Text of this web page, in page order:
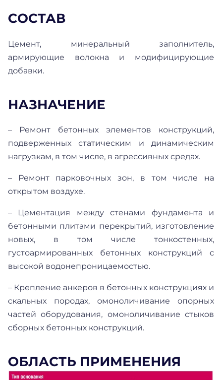
СОСТАВ
Цемент, минеральный заполнитель,
армирующие волокна и модифицирующие
добавки.
НАЗНАЧЕНИЕ
– Ремонт бетонных элементов конструкций,
подверженных статическим и динамическим
нагрузкам, в том числе, в агрессивных средах.
– Ремонт парковочных зон, в том числе на
открытом воздухе.
– Цементация между стенами фундамента и
бетонными плитами перекрытий, изготовление
новых, в том числе тонкостенных,
густоармированных бетонных конструкций с
высокой водонепроницаемостью.
– Крепление анкеров в бетонных конструкциях и
скальных породах, омоноличивание опорных
частей оборудования, омоноличивание стыков
сборных бетонных конструкций.
ОБЛАСТЬ ПРИМЕНЕНИЯ